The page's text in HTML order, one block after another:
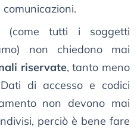
(come tutti i soggetti
non chiedono mai
riservate, tanto meno
di accesso e codici
non devono mai
perciò è bene fare